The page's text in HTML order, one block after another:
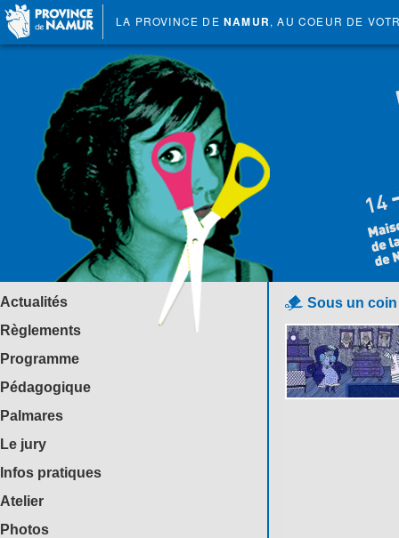
LA PROVINCE DE NAMUR, AU COEUR DE
Actualités
Règlements
Programme
Pédagogique
Palmares
Le jury
Infos pratiques
Atelier
Photos
Sous un